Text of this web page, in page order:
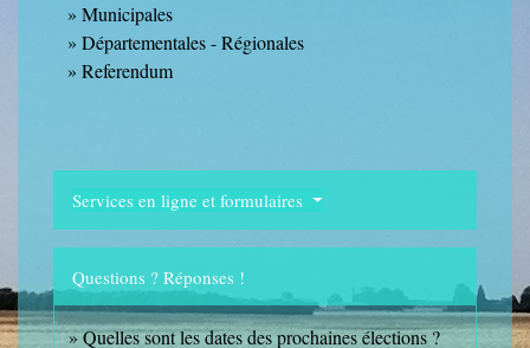
Municipales
Départementales - Régionales
Referendum
Services en ligne et formulaires
Questions ? Réponses !
Quelles sont les dates des prochaines élections ?